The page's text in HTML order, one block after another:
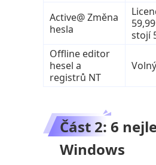
Active@ Změna
hesla
stojí
Offline editor
hesel a
registrů NT
Část 2: 6
Windows